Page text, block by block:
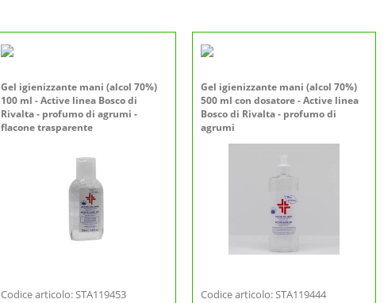
Gel igienizzante mani (alcol 70%)
100 ml - Active linea Bosco di
Rivalta - profumo di agrumi -
flacone trasparente
Codice articolo: STA119453
Gel igienizzante mani (alcol 70%)
500 ml con dosatore - Active linea
Bosco di Rivalta - profumo di
agrumi
Codice articolo: STA119444